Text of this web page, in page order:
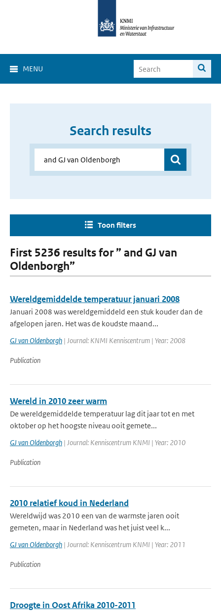
MENU
Search results
Toon filters
First 5236 results for ” and GJ van
Oldenborgh”
Wereldgemiddelde temperatuur januari 2008
Januari 2008 was wereldgemiddeld een stuk kouder dan de
afgelopen jaren. Het was de koudste maand...
GJ van Oldenborgh | Journal: KNMI Kenniscentrum | Year: 2008
Publication
Wereld in 2010 zeer warm
De wereldgemiddelde temperatuur lag dit jaar tot en met
oktober op het hoogste niveau ooit gemete...
GJ van Oldenborgh | Journal: Kenniscentrum KNMI | Year: 2010
Publication
2010 relatief koud in Nederland
Wereldwijd was 2010 een van de warmste jaren ooit
gemeten, maar in Nederland was het juist veel k...
GJ van Oldenborgh | Journal: Kenniscentrum KNMI | Year: 2011
Publication
Droogte in Oost Afrika 2010-2011